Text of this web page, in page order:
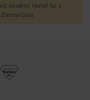
na adres: Hurtel Sp. z
Góra.